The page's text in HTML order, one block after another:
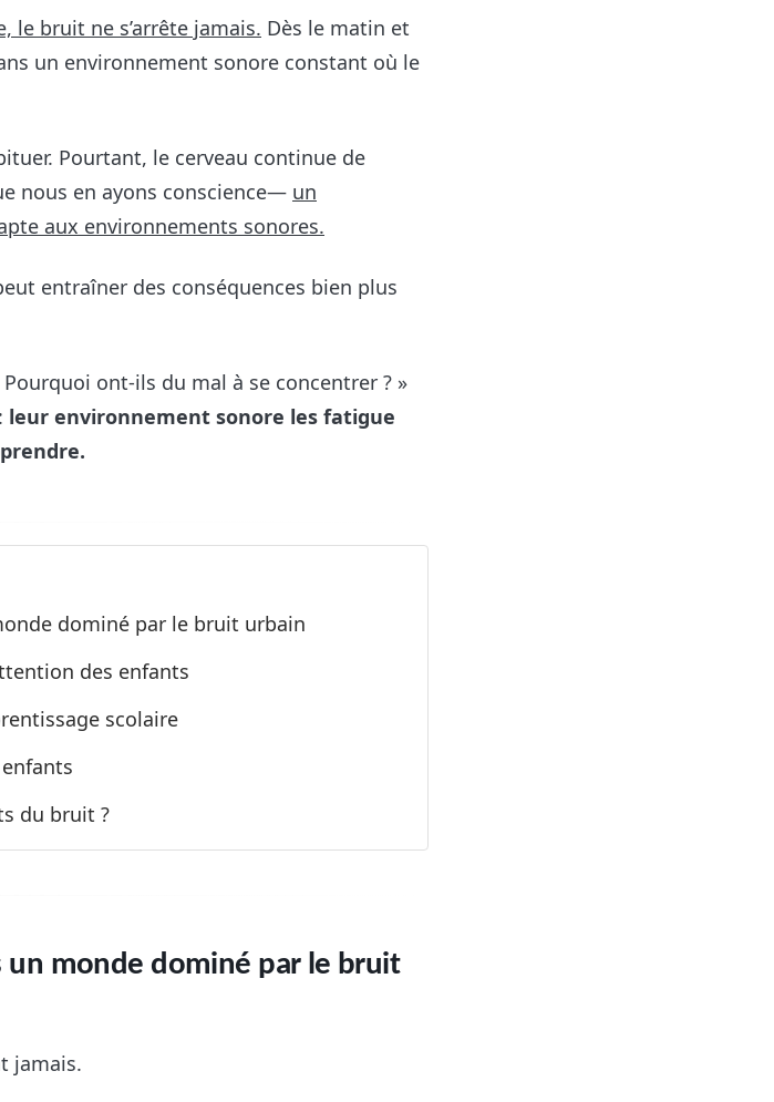
le bruit ne s’arrête jamais. Dès le matin et
un environnement sonore constant où le
Pourtant, le cerveau continue de
nous en ayons conscience— un
aux environnements sonores.
entraîner des conséquences bien plus
ont-ils du mal à se concentrer ? »
leur environnement sonore les fatigue
dominé par le bruit urbain
des enfants
scolaire
du bruit ?
un monde dominé par le bruit
jamais.